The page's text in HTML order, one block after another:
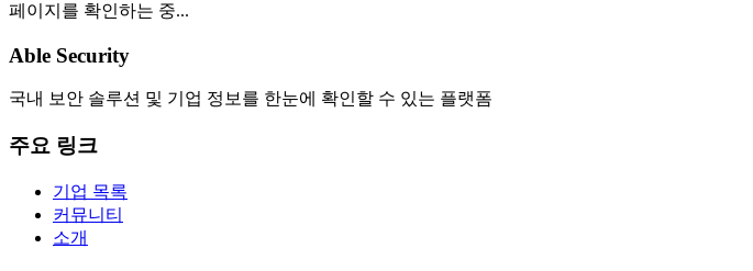
페이지를 확인하는 중...
Able Security
국내 보안 솔루션 및 기업 정보를 한눈에 확인할 수 있는 플랫폼
주요 링크
기업 목록
커뮤니티
소개